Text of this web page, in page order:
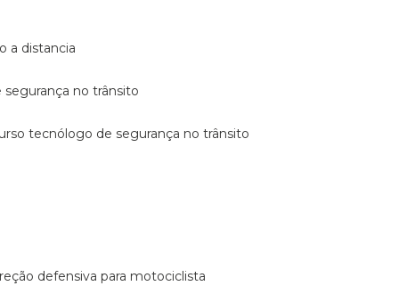
a distancia
segurança no trânsito
tecnólogo de segurança no trânsito
defensiva para motociclista